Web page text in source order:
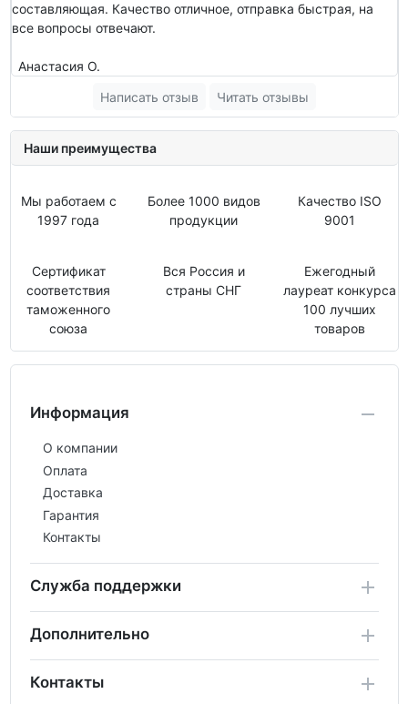
составляющая. Качество отличное, отправка быстрая, на
все вопросы отвечают.
Анастасия О.
Написать отзыв
Читать отзывы
Наши преимущества
Мы работаем с
1997 года
Более 1000 видов
продукции
Качество ISO
9001
Сертификат
соответствия
таможенного
союза
Вся Россия и
страны СНГ
Ежегодный
лауреат конкурса
100 лучших
товаров
Информация
О компании
Оплата
Доставка
Гарантия
Контакты
Служба поддержки
Дополнительно
Контакты